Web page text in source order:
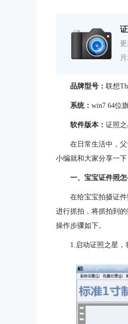
品牌型号： 联想
系统： win7 64位
软件版本： 证照之
在日常生活中，
小编就和大家分享一
一、宝宝证件照
在给宝宝拍摄证
进行抓拍，将抓拍到
操作步骤如下。
1.启动证照之星，